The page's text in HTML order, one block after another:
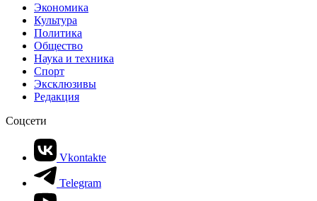
Экономика
Культура
Политика
Общество
Наука и техника
Спорт
Эксклюзивы
Редакция
Соцсети
Vkontakte
Telegram